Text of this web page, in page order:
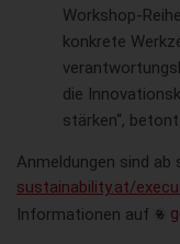
Workshop-
konkrete
die
stärken“,
Anmeldungen sind
sustainability.at/
Informationen auf